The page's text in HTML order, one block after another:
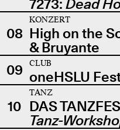
7273: Dead
08
KONZERT
High on the
& Bruyante
09
CLUB
oneHSLU
10
TANZ
DAS
Tanz-